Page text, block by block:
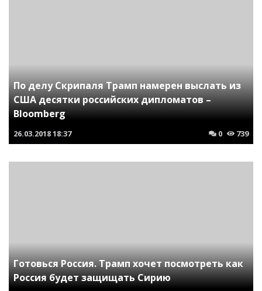
По делу Скрипаля Трамп намерен выслать из
США десятки российских дипломатов –
Bloomberg
26.03.201818:37 0 739
Готовься Россия. Трамп хочет посмотреть как
Россия будет защищать Сирию